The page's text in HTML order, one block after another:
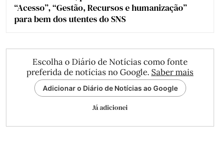
“Acesso”, “Gestão, Recursos e humanização”
para bem dos utentes do SNS
Escolha o Diário de Notícias como fonte
preferida de notícias no Google. Saber mais
Adicionar o Diário de Notícias ao Google
Já adicionei